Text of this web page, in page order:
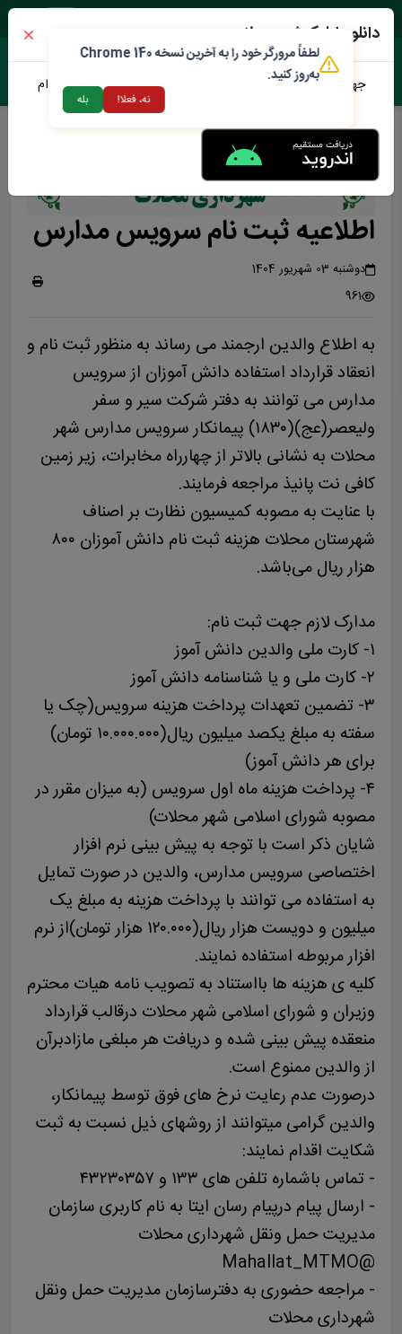
اطلاعیه ثبت نام سرویس مدارس
دوشنبه 03 شهریور 1404
961
به اطلاع والدین ارجمند می رساند به منظور ثبت نام و
انعقاد قرارداد استفاده دانش آموزان از سرویس
مدارس می توانند به دفتر شرکت سیر و سفر
ولیعصر(عج)(۱۸۳۰) پیمانکار سرویس مدارس شهر
محلات به نشانی بالاتر از چهارراه مخابرات، زیر زمین
کافی نت پانیذ مراجعه فرمایند.
با عنایت به مصوبه کمیسیون نظارت بر اصناف
شهرستان محلات هزینه ثبت نام دانش آموزان ۸۰۰
هزار ریال می‌باشد.
مدارک لازم جهت ثبت نام:
۱- کارت ملی والدین دانش آموز
۲- کارت ملی و یا شناسنامه دانش آموز
۳- تضمین تعهدات پرداخت هزینه سرویس(چک یا
سفته به مبلغ یکصد میلیون ریال(۱۰.۰۰۰.۰۰۰ تومان)
برای هر دانش آموز)
۴- پرداخت هزینه ماه اول سرویس (به میزان مقرر در
مصوبه شورای اسلامی شهر محلات)
شایان ذکر است با توجه به پیش بینی نرم افزار
اختصاصی سرویس مدارس، والدین در صورت تمایل
به استفاده می توانند با پرداخت هزینه به مبلغ یک
میلیون و دویست هزار ریال(۱۲۰.۰۰۰ هزار تومان)از نرم
افزار مربوطه استفاده نمایند.
کلیه ی هزینه ها بااستناد به تصویب نامه هیات محترم
وزیران و شورای اسلامی شهر محلات درقالب قرارداد
منعقده پیش بینی شده و دریافت هر مبلغی مازادبرآن
از والدین ممنوع است.
درصورت عدم رعایت نرخ های فوق توسط پیمانکار،
والدین گرامی میتوانند از روشهای ذیل نسبت به ثبت
شکایت اقدام نمایند:
- تماس باشماره تلفن های ۱۳۳ و ۴۳۲۳۰۳۵۷
- ارسال پیام درپیام رسان ایتا به نام کاربری سازمان
مدیریت حمل ونقل شهرداری محلات
@Mahallat_MTMO
- مراجعه حضوری به دفترسازمان مدیریت حمل ونقل
شهرداری محلات
دانلود اپلیکیشن محلات من
جهت دانلود نرم افزار محلات من می توانید از طریق لینک زیر اقدام
لطفاً مرورگر خود را به آخرین نسخه Chrome 140
به‌روز کنید.
نه، فعلا! بله